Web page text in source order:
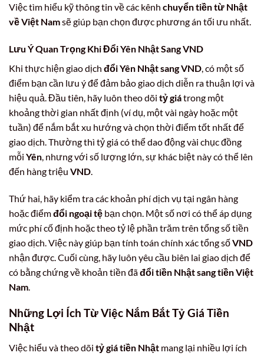
Việc tìm hiểu kỹ thông tin về các kênh chuyển tiền từ Nhật
về Việt Namsẽ giúp bạn chọn được phương án tối ưu nhất.
Lưu Ý Quan Trọng Khi Đổi Yên Nhật Sang VND
Khi thực hiện giao dịch đổi Yên Nhật sang VND , có một số
điểm bạn cần lưu ý để đảm bảo giao dịch diễn ra thuận lợi và
hiệu quả. Đầu tiên, hãy luôn theo dõi tỷ giátrong một
khoảng thời gian nhất định (ví dụ, một vài ngày hoặc một
tuần) để nắm bắt xu hướng và chọn thời điểm tốt nhất để
giao dịch. Thường thì tỷ giá có thể dao động vài chục đồng
mỗi Yên , nhưng với số lượng lớn, sự khác biệt này có thể lên
đến hàng triệu VND
Thứ hai, hãy kiểm tra các khoản phí dịch vụ tại ngân hàng
hoặc điểmđổi ngoại tệ bạn chọn. Một số nơi có thể áp dụng
mức phí cố định hoặc theo tỷ lệ phần trăm trên tổng số tiền
giao dịch. Việc này giúp bạn tính toán chính xác tổng sốVND
nhận được. Cuối cùng, hãy luôn yêu cầu biên lai giao dịch để
có bằng chứng về khoản tiền đãđổi tiền Nhật sang tiền Việt
Nam
Những Lợi Ích Từ Việc Nắm Bắt Tỷ Giá Tiền
Nhật
Việc hiểu và theo dõi tỷ giá tiền Nhật mang lại nhiều lợi ích